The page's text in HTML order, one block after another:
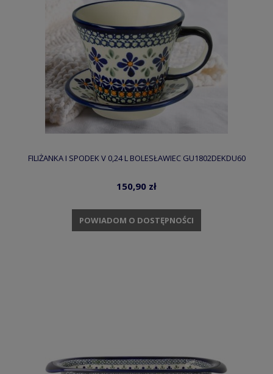
FILIŻANKA I SPODEK V 0,24 L BOLESŁAWIEC GU1802DEKDU60
150,90 zł
POWIADOM O DOSTĘPNOŚCI